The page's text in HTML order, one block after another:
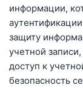
информации,
защиту
учетной
доступ к
безопасность